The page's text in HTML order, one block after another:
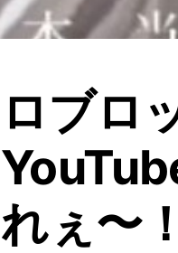
ロブロ
れぇ〜！